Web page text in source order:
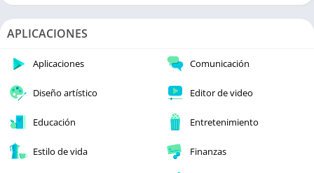
APLICACIONES
Aplicaciones Comunicación
Diseño artístico Editor de video
Educación Entretenimiento
Estilo de vida Finanzas